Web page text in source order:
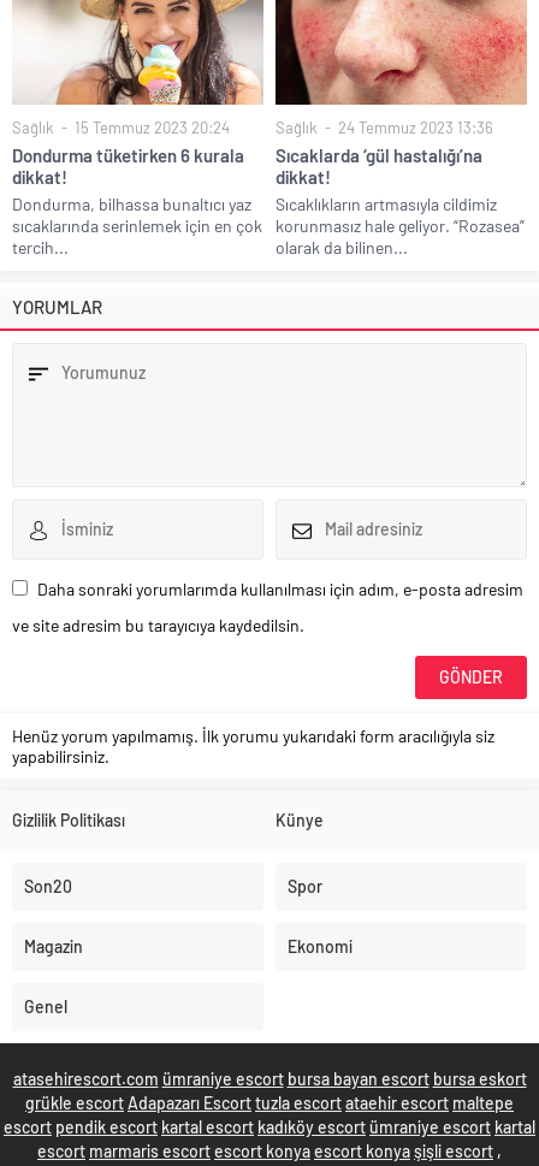
Sağlık 15 Temmuz 2023 20:24
Dondurma tüketirken 6 kurala
dikkat!
Dondurma, bilhassa bunaltıcı yaz
sıcaklarında serinlemek için en çok
tercih...
Sağlık 24 Temmuz 2023 13:36
Sıcaklarda ‘gül hastalığı’na
dikkat!
Sıcaklıkların artmasıyla cildimiz
korunmasız hale geliyor. “Rozasea”
olarak da bilinen...
YORUMLAR
Daha sonraki yorumlarımda kullanılması için adım, e-posta adresim
ve site adresim bu tarayıcıya kaydedilsin.
Henüz yorum yapılmamış. İlk yorumu yukarıdaki form aracılığıyla siz
yapabilirsiniz.
Gizlilik Politikası Künye
Son20 Spor
Magazin Ekonomi
Genel
atasehirescort.com ümraniye escort bursa bayan escort bursa eskort
grükle escortAdapazarı Escorttuzla escortataehir escort maltepe
escort pendik escort kartal escort kadıköy escortümraniye escort kartal
escort marmaris escortescort konyaescort konyaşişli escort ,